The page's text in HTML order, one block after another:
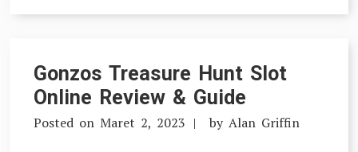
Gonzos Treasure Hunt Slot
Online Review & Guide
Posted on Maret 2, 2023 by Alan Griffin